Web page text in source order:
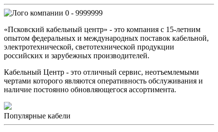
0 - 9999999
«Псковский кабельный центр» - это компания с 15-летним
опытом федеральных и международных поставок кабельной,
электротехнической, светотехнической продукции
российских и зарубежных производителей.
Кабельный Центр - это отличный сервис, неотъемлемыми
чертами которого являются оперативность обслуживания и
наличие постоянно обновляющегося ассортимента.
Популярные кабели